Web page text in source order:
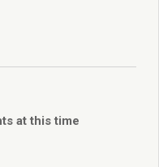
at this time